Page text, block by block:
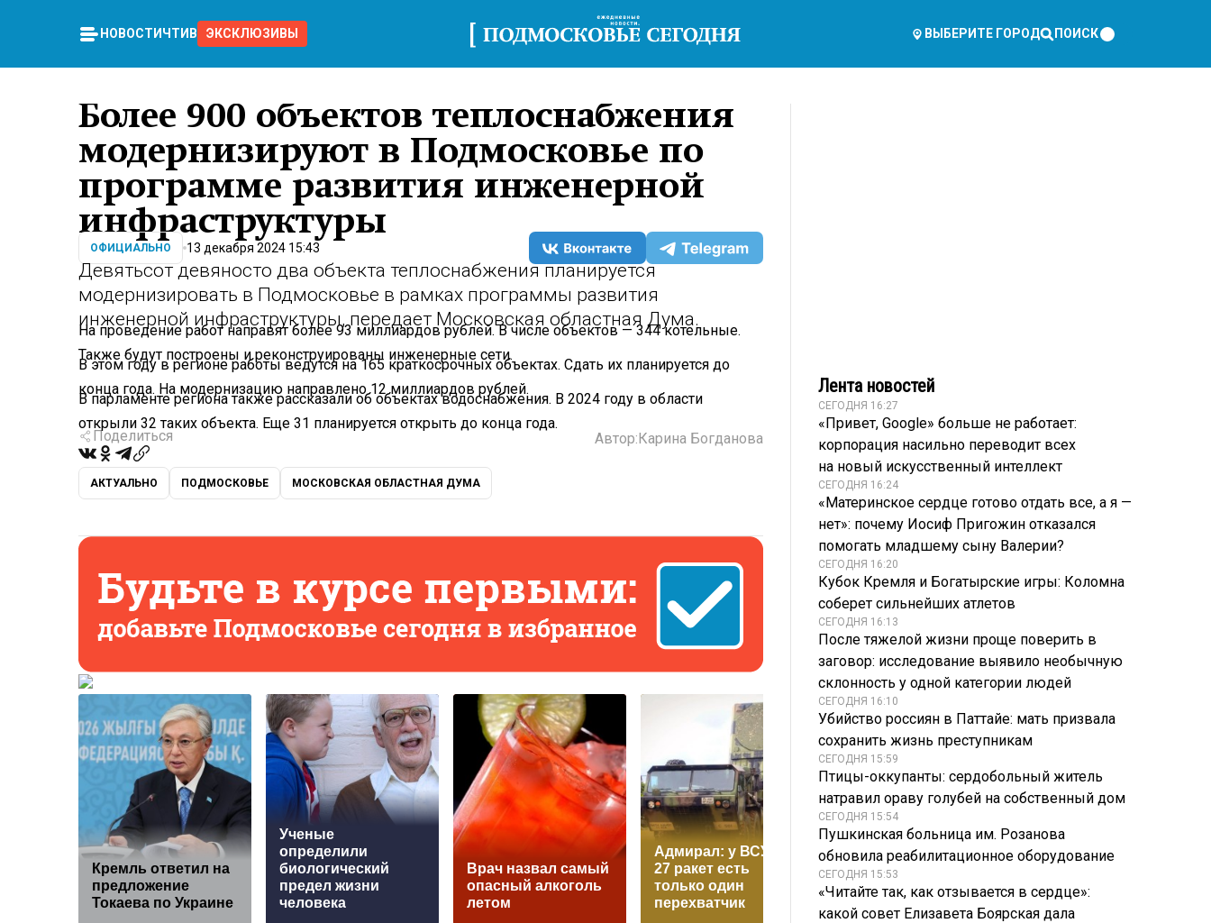
НОВОСТИ ЧТИВО ЭКСКЛЮЗИВЫ ВЫБЕРИТЕ ГОРОД ПОИСК
Более 900 объектов теплоснабжения
модернизируют в Подмосковье по
программе развития инженерной
инфраструктуры
ОФИЦИАЛЬНО 13 декабря 2024 15:43
Девятьсот девяносто два объекта теплоснабжения планируется
модернизировать в Подмосковье в рамках программы развития
инженерной инфраструктуры, передает Московская областная Дума.
На проведение работ направят более 93 миллиардов рублей. В числе объектов — 344 котельные.
Также будут построены и реконструированы инженерные сети.
В этом году в регионе работы ведутся на 165 краткосрочных объектах. Сдать их планируется до
конца года. На модернизацию направлено 12 миллиардов рублей.
В парламенте региона также рассказали об объектах водоснабжения. В 2024 году в области
открыли 32 таких объекта. Еще 31 планируется открыть до конца года.
Поделиться Автор:Карина Богданова
АКТУАЛЬНО ПОДМОСКОВЬЕ МОСКОВСКАЯ ОБЛАСТНАЯ ДУМА
Кремль ответил на
предложение
Токаева по Украине
Ученые
определили
биологический
предел жизни
человека
Врач назвал самый
опасный алкоголь
летом
Адмирал: у ВСУ на
27 ракет есть
только один
перехватчик
Модель Варгас
расстреляли в
Колумбии после
тренировки
Пугачева заново
учится ходить
после сложной
операции
Лента новостей
СЕГОДНЯ 16:27
«Привет, Google» больше не работает:
корпорация насильно переводит всех
на новый искусственный интеллект
СЕГОДНЯ 16:24
«Материнское сердце готово отдать все, а я —
нет»: почему Иосиф Пригожин отказался
помогать младшему сыну Валерии?
СЕГОДНЯ 16:20
Кубок Кремля и Богатырские игры: Коломна
соберет сильнейших атлетов
СЕГОДНЯ 16:13
После тяжелой жизни проще поверить в
заговор: исследование выявило необычную
склонность у одной категории людей
СЕГОДНЯ 16:10
Убийство россиян в Паттайе: мать призвала
сохранить жизнь преступникам
СЕГОДНЯ 15:59
Птицы-оккупанты: сердобольный житель
натравил ораву голубей на собственный дом
СЕГОДНЯ 15:54
Пушкинская больница им. Розанова
обновила реабилитационное оборудование
СЕГОДНЯ 15:53
«Читайте так, как отзывается в сердце»:
какой совет Елизавета Боярская дала